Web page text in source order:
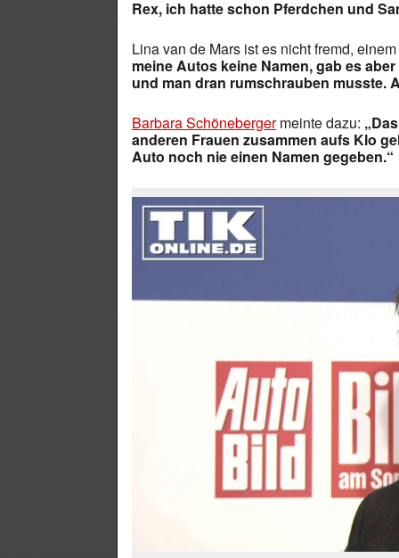
Rex, ich hatte schon Pferdchen und
Lina van de Mars ist es nicht fremd,
meine Autos keine Namen, gab es
und man dran rumschrauben musste.
Barbara Schönebergermeinte dazu:
anderen Frauen zusammen aufs Klo
Auto noch nie einen Namen gegeben.“